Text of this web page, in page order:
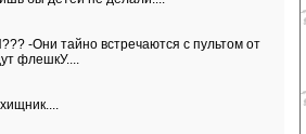
-Они тайно встречаются с пультом от
флешкУ....